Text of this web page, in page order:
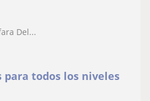
Del...
para todos los niveles